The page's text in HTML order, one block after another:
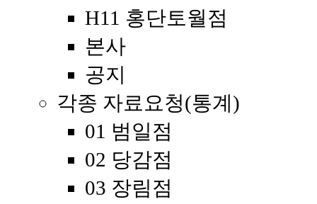
H11 홍단토월점
본사
공지
각종 자료요청(통계)
01 범일점
02 당감점
03 장림점